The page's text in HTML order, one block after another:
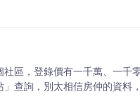
區，登錄價有一千萬、一千
查詢，別太相信房仲的資料